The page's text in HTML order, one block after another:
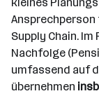
z
a
h
l
Ansprechperson
Supply Chain.
Nachfolge
umfassend auf
übernehmen